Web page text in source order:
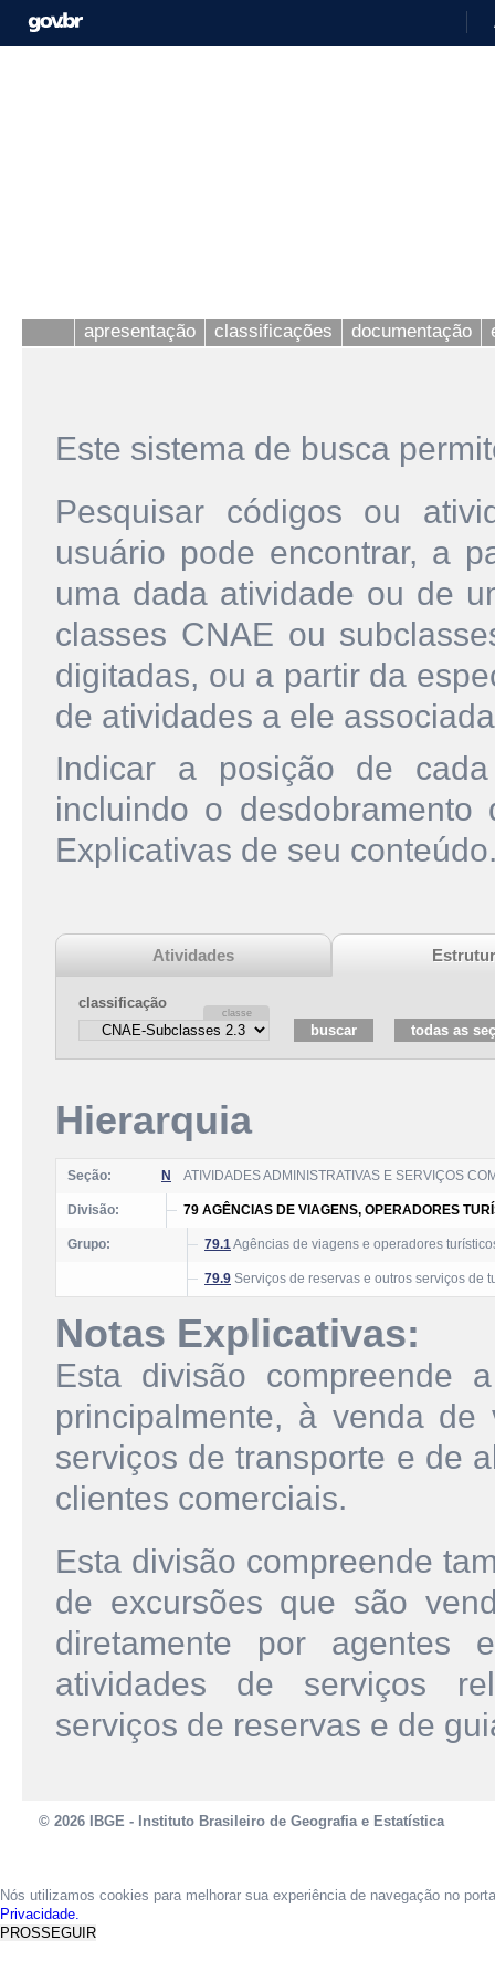
apresentação classificações documentação
Este sistema de busca
Pesquisar códigos ou
usuário pode encontrar, a
uma dada atividade ou de
classes CNAE ou
digitadas, ou a partir da
de atividades a ele
Indicar a posição de
incluindo o
Explicativas de seu
Atividades
classificação
Hierarquia
Seção: N ATIVIDADES ADMINISTRATIVAS E SERVIÇOS
Divisão: 79 AGÊNCIAS DE VIAGENS, OPERADORES
Grupo: 79.1Agências de viagens e operadores
79.9 Serviços de reservas e outros serviços de
Notas Explicativas:
Esta divisão compreende
principalmente, à venda
serviços de transporte e de
clientes comerciais.
Esta divisão compreende
de excursões que são
diretamente por agentes
atividades de serviços
serviços de reservas e de
© 2026 IBGE - Instituto Brasileiro de Geografia e Estatística
Nós utilizamos cookies para melhorar sua experiência de navegação no
Privacidade.
PROSSEGUIR